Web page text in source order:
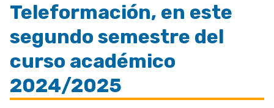
Teleformación, en este
segundo semestre del
curso académico
2024/2025